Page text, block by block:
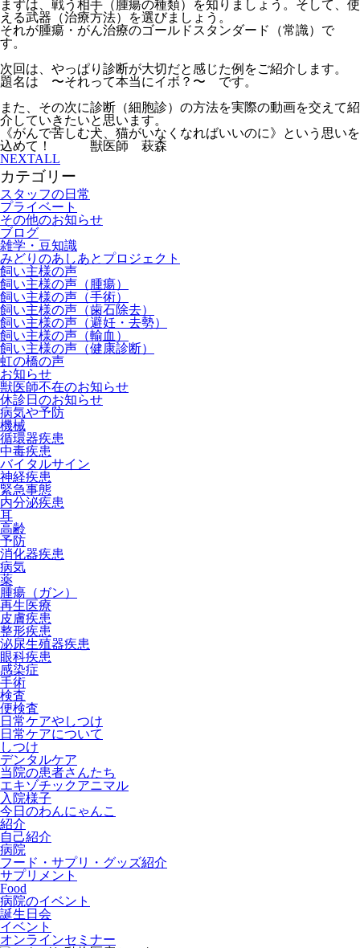
まずは、戦う相手（腫瘍の種類）を知りましょう。そして、使
える武器（治療方法）を選びましょう。
それが腫瘍・がん治療のゴールドスタンダード（常識）で
す。
次回は、やっぱり診断が大切だと感じた例をご紹介します。
題名は 〜それって本当にイボ？〜 です。
また、その次に診断（細胞診）の方法を実際の動画を交えて紹
介していきたいと思います。
《がんで苦しむ犬、猫がいなくなればいいのに》という思いを
込めて！ 獣医師 萩森
NEXTALL
カテゴリー
スタッフの日常
プライベート
その他のお知らせ
ブログ
雑学・豆知識
みどりのあしあとプロジェクト
飼い主様の声
飼い主様の声（腫瘍）
飼い主様の声（手術）
飼い主様の声（歯石除去）
飼い主様の声（避妊・去勢）
飼い主様の声（輸血）
飼い主様の声（健康診断）
虹の橋の声
お知らせ
獣医師不在のお知らせ
休診日のお知らせ
病気や予防
機械
循環器疾患
中毒疾患
バイタルサイン
神経疾患
緊急事態
内分泌疾患
耳
高齢
予防
消化器疾患
病気
薬
腫瘍（ガン）
再生医療
皮膚疾患
整形疾患
泌尿生殖器疾患
眼科疾患
感染症
手術
検査
便検査
日常ケアやしつけ
日常ケアについて
しつけ
デンタルケア
当院の患者さんたち
エキゾチックアニマル
入院様子
今日のわんにゃんこ
紹介
自己紹介
病院
フード・サプリ・グッズ紹介
サプリメント
Food
病院のイベント
誕生日会
イベント
オンラインセミナー